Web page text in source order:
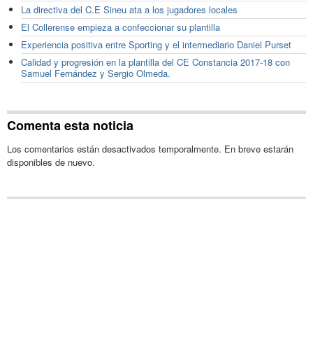
La directiva del C.E Sineu ata a los jugadores locales
El Collerense empieza a confeccionar su plantilla
Experiencia positiva entre Sporting y el intermediario Daniel Purset
Calidad y progresión en la plantilla del CE Constancia 2017-18 con
Samuel Fernández y Sergio Olmeda.
Comenta esta noticia
Los comentarios están desactivados temporalmente. En breve estarán
disponibles de nuevo.